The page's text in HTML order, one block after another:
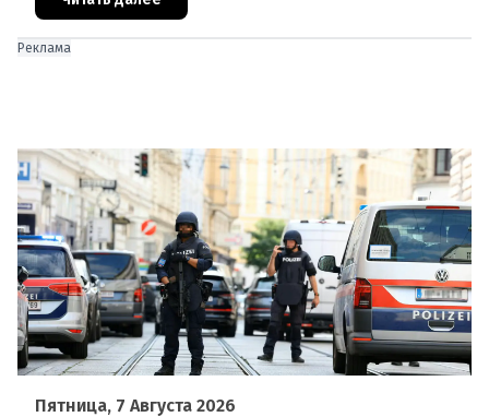
Реклама
Пятница, 7 Августа 2026